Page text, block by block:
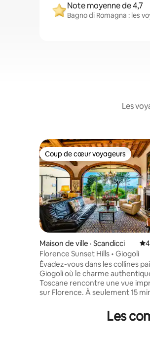
Note moyenne de 4,7
Bagno di Romagna : les
Les
Coup de cœur voyageurs
Coup de cœur voyageurs
Maison de ville · Scandicci
Florence Sunset Hills • Giogoli
Évadez-vous dans les collines
Giogoli où le charme
Toscane rencontre une vue
sur Florence. À seulement 15
Chianti, cette élégante
point de départ idéal pour
Les